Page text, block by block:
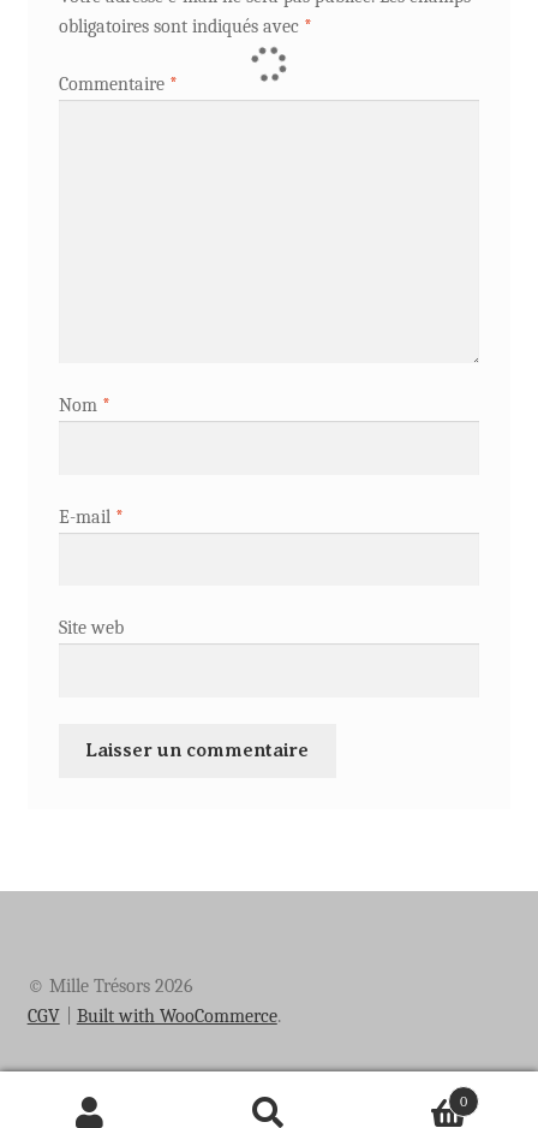
obligatoires sont indiqués avec *
Commentaire *
Nom *
E-mail *
Site web
© Mille Trésors 2026
CGV
Built with WooCommerce.
0